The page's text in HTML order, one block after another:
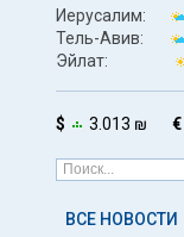
Иерусалим:
Тель-Авив:
Эйлат:
$ 3.013 ₪ €
ВСЕ НОВОСТИ